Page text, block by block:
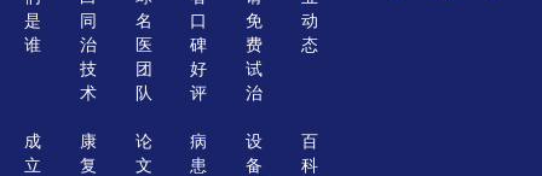
是
谁
成
立
同
治
技
术
康
复
名
医
团
队
论
文
口
碑
好
评
病
患
免
费
试
治
设
备
动
态
百
科